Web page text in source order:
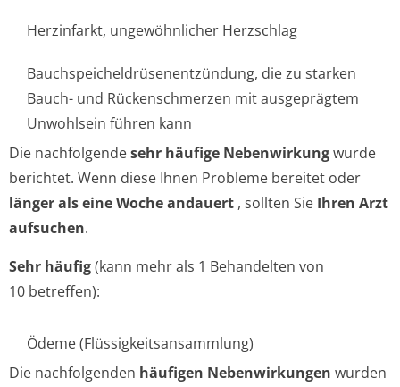
Herzinfarkt, ungewöhnlicher Herzschlag
Bauchspeichel­drüsenentzündun­g, die zu starken
Bauch- und Rückenschmerzen mit ausgeprägtem
Unwohlsein führen kann
Die nachfolgendesehr häufige Nebenwirkungwurde
berichtet. Wenn diese Ihnen Probleme bereitet oder
länger als eine Woche andauert , sollten Sie Ihren Arzt
aufsuchen.
Sehr häufig(kann mehr als 1 Behandelten von
10 betreffen):
Ödeme (Flüssigkeitsan­sammlung)
Die nachfolgenden häufigen Nebenwirkungen wurden